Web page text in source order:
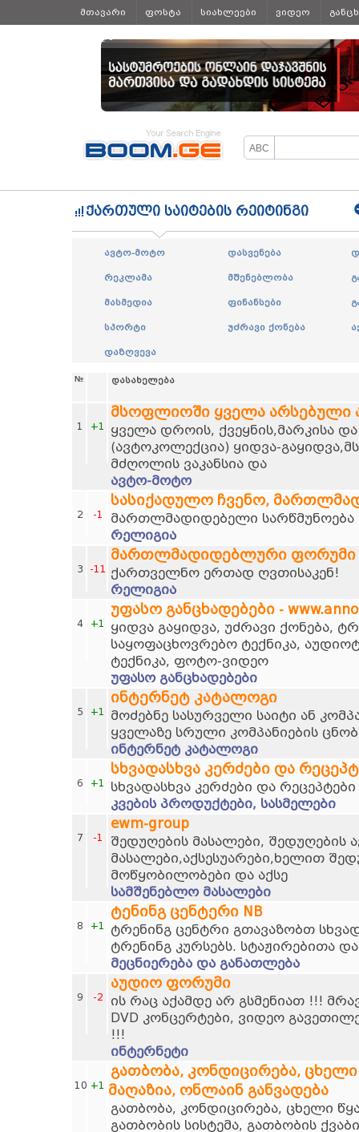
მთავარი ფოსტა სიახლეები ვიდეო
ყველა
ქართული საიტების რეიტინგი
ავტო-მოტო დასვენება
რეკლამა მშენებლობა
მასმედია ფინანსები
სპორტი უძრავი ქონება
დაზღვევა
№ დასახელება
1 +1
მსოფლიოში ყველა არსებული
ყველა დროის, ქვეყნის,მარკისა
(ავტოკოლექცია) ყიდვა-
მძღოლის ვაკანსია და
ავტო-მოტო
2 -1
სასიქადულო ჩვენო,
მართლმადიდებელი სარწმუნოება
რელიგია
3 -11
მართლმადიდებლური ფორუმი
ქართველნო ერთად ღვთისაკენ!
რელიგია
4 +1
უფასო განცხადებები -
ყიდვა გაყიდვა, უძრავი ქონება,
საყოფაცხოვრებო ტექნიკა,
ტექნიკა, ფოტო-ვიდეო
უფასო განცხადებები
5 +1
ინტერნეტ კატალოგი
მოძებნე სასურველი საიტი ან
ყველაზე სრული კომპანიების
ინტერნეტ კატალოგი
6 +1
სხვადასხვა კერძები და
სხვადასხვა კერძები და რეცეპტები
კვების პროდუქტები, სასმელები
7 -1
ewm-group
შედუღების მასალები, შედუღების
მასალები,აქსესუარები,ხელით
მოწყობილობები და აქსე
სამშენებლო მასალები
8 +1
ტენინგ ცენტერი NB
ტრენინგ ცენტრი გთავაზობთ
ტრენინგ კურსებს. სტაჟირებითა
მეცნიერება და განათლება
9 -2
აუდიო ფორუმი
ის რაც აქამდე არ გსმენიათ !!!
DVD კონცერტები, ვიდეო
!!!
ინტერნეტი
10 +1
გათბობა, კონდიცირება,
მაღაზია, ონლაინ განვადება
გათბობა, კონდიცირება, ცხელი
გათბობის სისტემა, გათბობის